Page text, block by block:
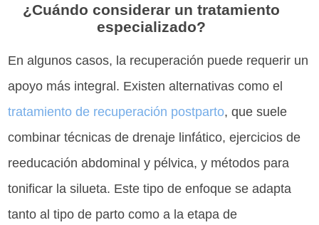
¿Cuándo considerar un tratamiento
especializado?
En algunos casos, la recuperación puede requerir un
apoyo más integral. Existen alternativas como el
tratamiento de recuperación postparto, que suele
combinar técnicas de drenaje linfático, ejercicios de
reeducación abdominal y pélvica, y métodos para
tonificar la silueta. Este tipo de enfoque se adapta
tanto al tipo de parto como a la etapa de